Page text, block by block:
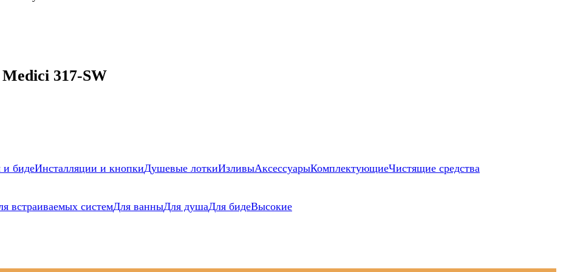
317-SW
и бидеИнсталляции и кнопкиДушевые лоткиИзливыАксессуарыКомплектующиеЧистящие средства
встраиваемых системДля ванныДля душаДля бидеВысокие